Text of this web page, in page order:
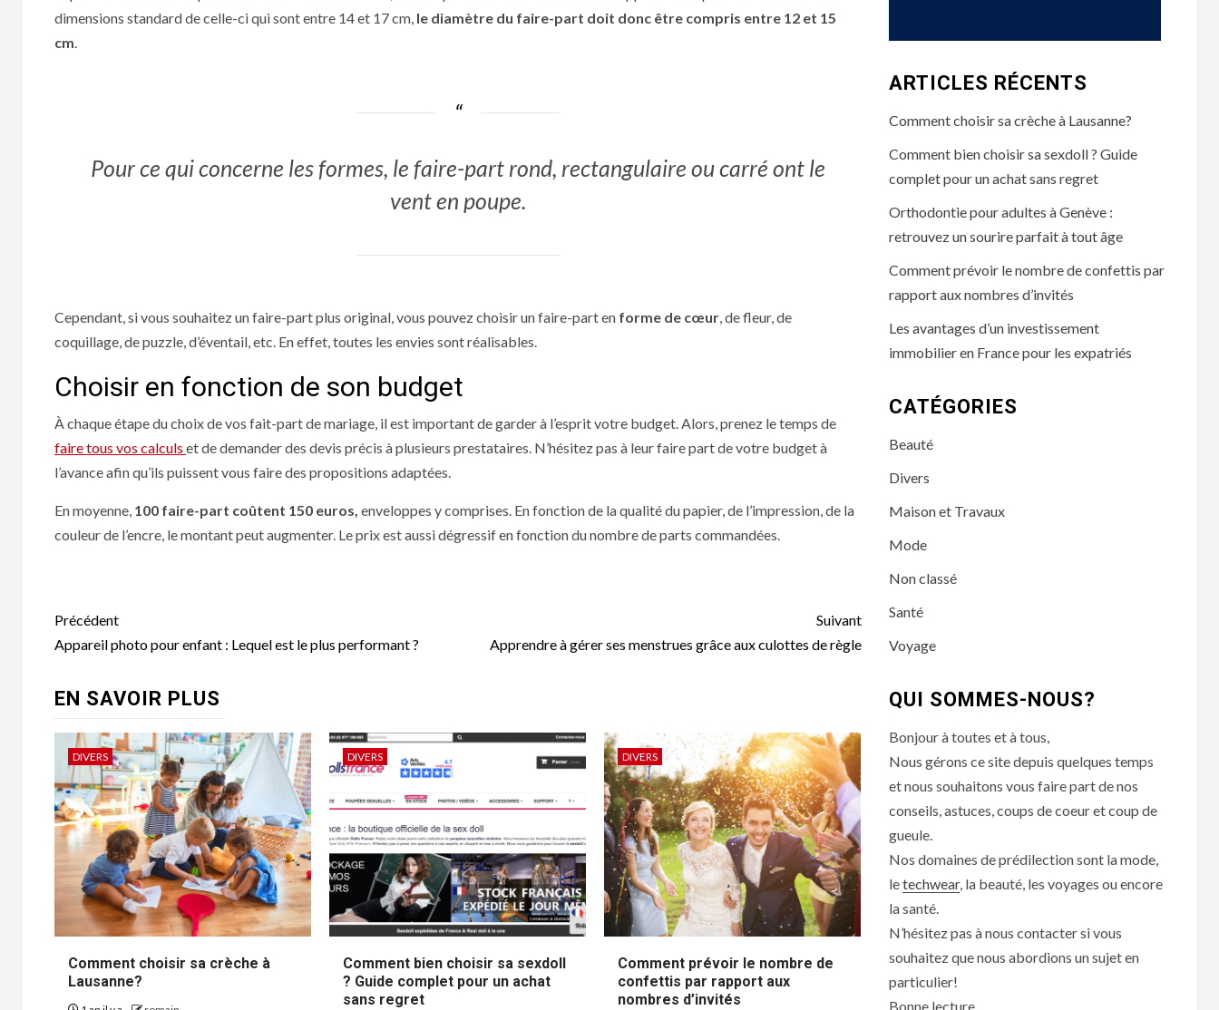
dimensions standard de celle-ci qui sont entre 14 et 17 cm, le diamètre du faire-part doit donc être compris entre 12 et 15
cm.
Pour ce qui concerne les formes, le faire-part rond, rectangulaire ou carré ont le
vent en poupe.
Cependant, si vous souhaitez un faire-part plus original, vous pouvez choisir un faire-part en forme de cœur , de fleur, de
coquillage, de puzzle, d’éventail, etc. En effet, toutes les envies sont réalisables.
Choisir en fonction de son budget
À chaque étape du choix de vos fait-part de mariage, il est important de garder à l’esprit votre budget. Alors, prenez le temps de
faire tous vos calculs et de demander des devis précis à plusieurs prestataires. N’hésitez pas à leur faire part de votre budget à
l’avance afin qu’ils puissent vous faire des propositions adaptées.
En moyenne, 100 faire-part coûtent 150 euros, enveloppes y comprises. En fonction de la qualité du papier, de l’impression, de la
couleur de l’encre, le montant peut augmenter. Le prix est aussi dégressif en fonction du nombre de parts commandées.
Navigation
d’article
Précédent
Appareil photo pour enfant : Lequel est le plus performant ?
Suivant
Apprendre à gérer ses menstrues grâce aux culottes de règle
EN SAVOIR PLUS
DIVERS
Comment choisir sa crèche à
Lausanne?
DIVERS
Comment bien choisir sa sexdoll
? Guide complet pour un achat
sans regret
DIVERS
Comment prévoir le nombre de
confettis par rapport aux
nombres d’invités
ARTICLES RÉCENTS
Comment choisir sa crèche à Lausanne?
Comment bien choisir sa sexdoll ? Guide
complet pour un achat sans regret
Orthodontie pour adultes à Genève :
retrouvez un sourire parfait à tout âge
Comment prévoir le nombre de confettis par
rapport aux nombres d’invités
Les avantages d’un investissement
immobilier en France pour les expatriés
CATÉGORIES
Beauté
Divers
Maison et Travaux
Mode
Non classé
Santé
Voyage
QUI SOMMES-NOUS?
Bonjour à toutes et à tous,
Nous gérons ce site depuis quelques temps
et nous souhaitons vous faire part de nos
conseils, astuces, coups de coeur et coup de
gueule.
Nos domaines de prédilection sont la mode,
letechwear, la beauté, les voyages ou encore
la santé.
N’hésitez pas à nous contacter si vous
souhaitez que nous abordions un sujet en
particulier!
Bonne lecture